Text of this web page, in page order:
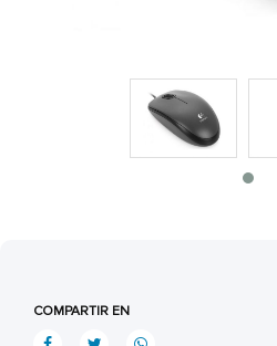
COMPARTIR EN